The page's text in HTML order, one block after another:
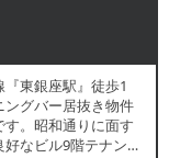
東銀座駅』徒歩1
ングバー居抜き物件
す。昭和通りに面す
好なビル9階テナン